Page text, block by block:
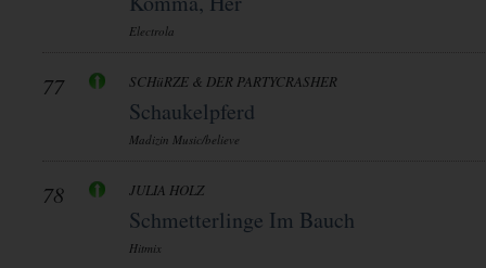
Electrola
77 SCHüRZE & DER PARTYCRASHER
Schaukelpferd
Madizin Music/believe
78 JULIA HOLZ
Schmetterlinge Im Bauch
Hitmix